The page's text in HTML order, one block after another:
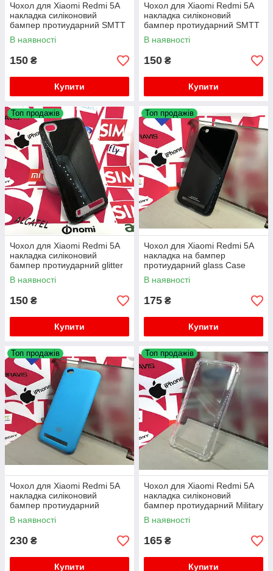
Чохол для Xiaomi Redmi 5A
накладка силіконовий
бампер протиударний SMTT
В наявності
150 ₴
Купити
Чохол для Xiaomi Redmi 5A
накладка силіконовий
бампер протиударний SMTT
В наявності
150 ₴
Купити
Топ продажів
Чохол для Xiaomi Redmi 5A
накладка силіконовий
бампер протиударний glitter
В наявності
150 ₴
Купити
Топ продажів
Чохол для Xiaomi Redmi 5A
накладка на бампер
протиударний glass Case
В наявності
175 ₴
Купити
Топ продажів
Чохол для Xiaomi Redmi 5A
накладка силіконовий
бампер протиударний
Silicone Cover
В наявності
230 ₴
Купити
Топ продажів
Чохол для Xiaomi Redmi 5A
накладка силіконовий
бампер протиударний Military
Shock
В наявності
165 ₴
Купити